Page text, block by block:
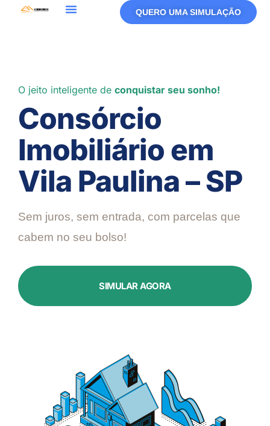
QUERO UMA SIMULAÇÃO
O jeito inteligente de conquistar seu sonho!
Consórcio
Imobiliário em
Vila Paulina – SP
Sem juros, sem entrada, com parcelas que
cabem no seu bolso!
SIMULAR AGORA